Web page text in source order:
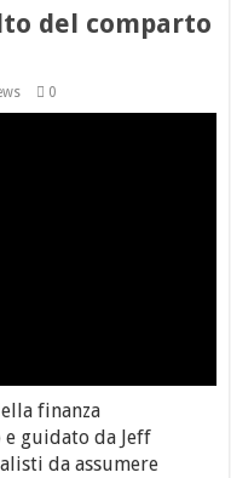
del comparto
0
finanza
guidato da Jeff
da assumere